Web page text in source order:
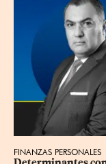
FINANZAS PERSONALES